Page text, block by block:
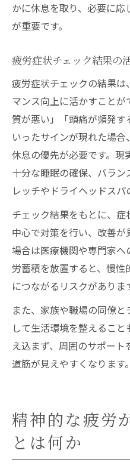
かに休息を取り、必要に
が重要です。
疲労症状チェック結果の
疲労症状チェックの結果
マンス向上に活かすこと
質が悪い」「頭痛が頻発
いったサインが現れた場
休息の優先が必要です。現
十分な睡眠の確保、バラ
レッチやドライヘッドスパ
チェック結果をもとに、
中心で対策を行い、改善
場合は医療機関や専門家
労蓄積を放置すると、慢
につながるリスクがありま
また、家族や職場の同僚
して生活環境を整えるこ
え込まず、周囲のサポー
道筋が見えやすくなります。
精神的な疲労
とは何か